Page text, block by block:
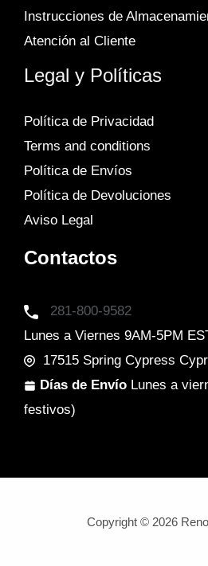
Instrucciones de
Atención al Cliente
Legal y Políticas
Política de Privacidad
Terms and conditions
Política de Envíos
Política de Devoluciones
Aviso Legal
Contactos
281-800-9582
Lunes a Viernes 9AM-5PM
17515 Spring Cypress
Días de Envío Lunes a
festivos)
Copyright © 2026